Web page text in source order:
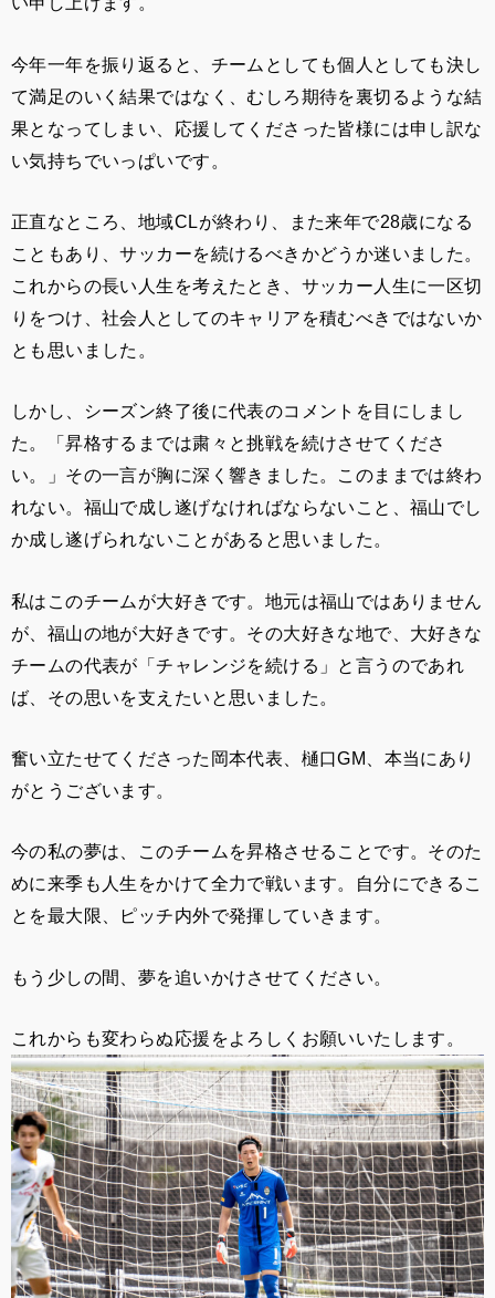
今年一年を振り返ると、チームとしても個人としても決し
て満足のいく結果ではなく、むしろ期待を裏切るような結
果となってしまい、応援してくださった皆様には申し訳な
い気持ちでいっぱいです。
正直なところ、地域CLが終わり、また来年で28歳になる
こともあり、サッカーを続けるべきかどうか迷いました。
これからの長い人生を考えたとき、サッカー人生に一区切
りをつけ、社会人としてのキャリアを積むべきではないか
とも思いました。
しかし、シーズン終了後に代表のコメントを目にしまし
た。「昇格するまでは粛々と挑戦を続けさせてくださ
い。」その一言が胸に深く響きました。このままでは終わ
れない。福山で成し遂げなければならないこと、福山でし
か成し遂げられないことがあると思いました。
私はこのチームが大好きです。地元は福山ではありません
が、福山の地が大好きです。その大好きな地で、大好きな
チームの代表が「チャレンジを続ける」と言うのであれ
ば、その思いを支えたいと思いました。
奮い立たせてくださった岡本代表、樋口GM、本当にあり
がとうございます。
今の私の夢は、このチームを昇格させることです。そのた
めに来季も人生をかけて全力で戦います。自分にできるこ
とを最大限、ピッチ内外で発揮していきます。
もう少しの間、夢を追いかけさせてください。
これからも変わらぬ応援をよろしくお願いいたします。